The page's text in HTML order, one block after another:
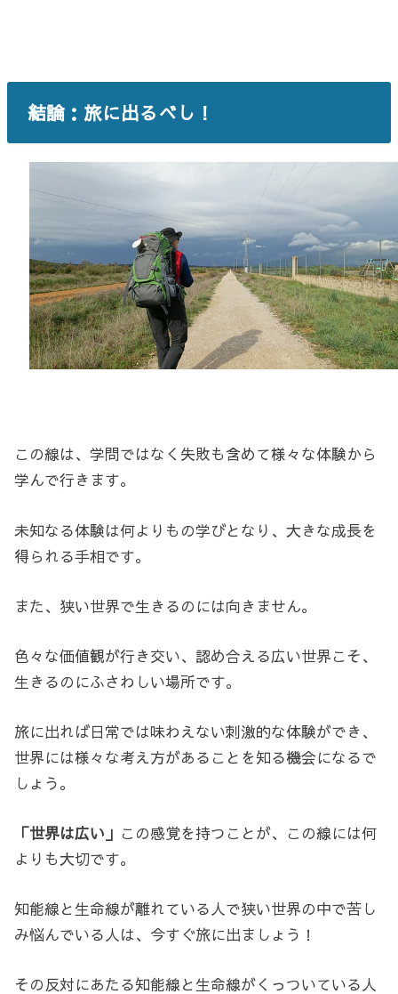
結論：旅に出るべし！
この線は、学問ではなく失敗も含めて様々な体験から
学んで行きます。
未知なる体験は何よりもの学びとなり、大きな成長を
得られる手相です。
また、狭い世界で生きるのには向きません。
色々な価値観が行き交い、認め合える広い世界こそ、
生きるのにふさわしい場所です。
旅に出れば日常では味わえない刺激的な体験ができ、
世界には様々な考え方があることを知る機会になるで
しょう。
「世界は広い」 この感覚を持つことが、この線には何
よりも大切です。
知能線と生命線が離れている人で狭い世界の中で苦し
み悩んでいる人は、今すぐ旅に出ましょう！
その反対にあたる知能線と生命線がくっついている人